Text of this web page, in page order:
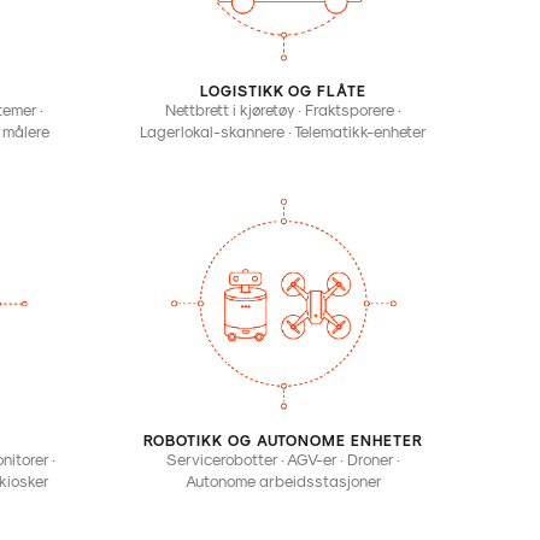
·
LOGISTIKK OG FLÅTE
Nettbrett i kjøretøy · Fraktsporere ·
Lagerlokal-skannere · Telematikk-enheter
·
ROBOTIKK OG AUTONOME ENHETER
Servicerobotter · AGV-er · Droner ·
Autonome arbeidsstasjoner